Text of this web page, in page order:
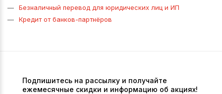
Безналичный перевод для юридических лиц и ИП
Кредит от банков-партнёров
Подпишитесь на рассылку и получайте
ежемесячные скидки и информацию об акциях!